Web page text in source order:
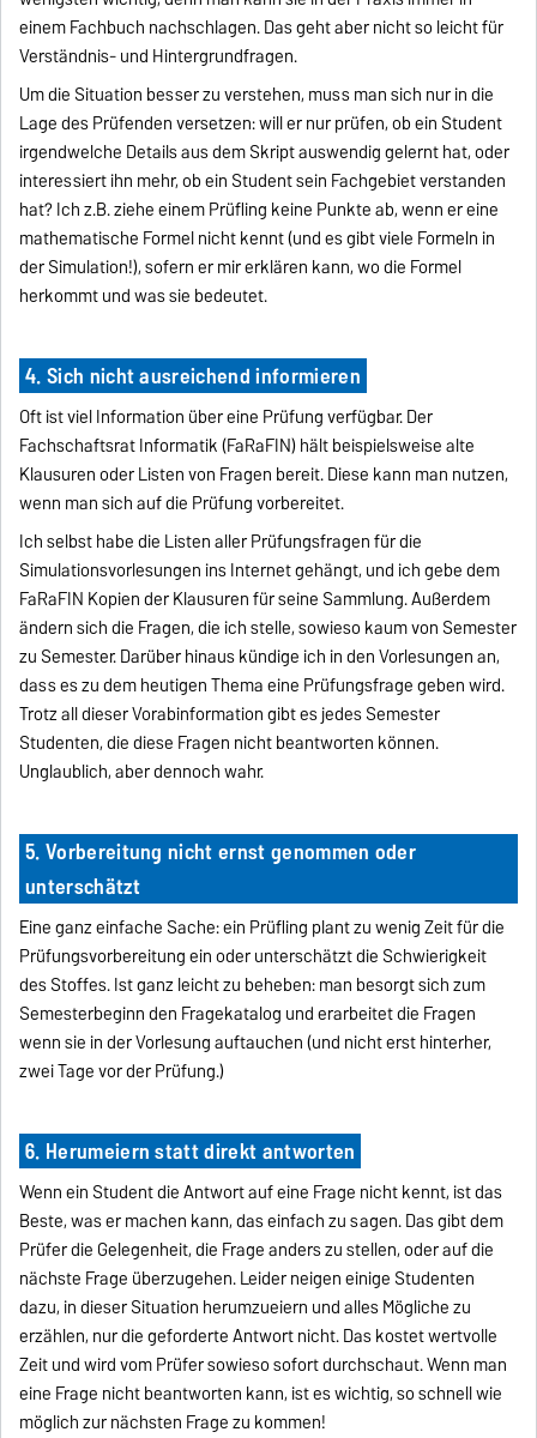
einem Fachbuch nachschlagen. Das geht aber nicht so leicht für
Verständnis- und Hintergrundfragen.
Um die Situation besser zu verstehen, muss man sich nur in die
Lage des Prüfenden versetzen: will er nur prüfen, ob ein Student
irgendwelche Details aus dem Skript auswendig gelernt hat, oder
interessiert ihn mehr, ob ein Student sein Fachgebiet verstanden
hat? Ich z.B. ziehe einem Prüfling keine Punkte ab, wenn er eine
mathematische Formel nicht kennt (und es gibt viele Formeln in
der Simulation!), sofern er mir erklären kann, wo die Formel
herkommt und was sie bedeutet.
4. Sich nicht ausreichend informieren
Oft ist viel Information über eine Prüfung verfügbar. Der
Fachschaftsrat Informatik (FaRaFIN) hält beispielsweise alte
Klausuren oder Listen von Fragen bereit. Diese kann man nutzen,
wenn man sich auf die Prüfung vorbereitet.
Ich selbst habe die Listen aller Prüfungsfragen für die
Simulationsvorlesungen ins Internet gehängt, und ich gebe dem
FaRaFIN Kopien der Klausuren für seine Sammlung. Außerdem
ändern sich die Fragen, die ich stelle, sowieso kaum von Semester
zu Semester. Darüber hinaus kündige ich in den Vorlesungen an,
dass es zu dem heutigen Thema eine Prüfungsfrage geben wird.
Trotz all dieser Vorabinformation gibt es jedes Semester
Studenten, die diese Fragen nicht beantworten können.
Unglaublich, aber dennoch wahr.
5. Vorbereitung nicht ernst genommen oder
unterschätzt
Eine ganz einfache Sache: ein Prüfling plant zu wenig Zeit für die
Prüfungsvorbereitung ein oder unterschätzt die Schwierigkeit
des Stoffes. Ist ganz leicht zu beheben: man besorgt sich zum
Semesterbeginn den Fragekatalog und erarbeitet die Fragen
wenn sie in der Vorlesung auftauchen (und nicht erst hinterher,
zwei Tage vor der Prüfung.)
6. Herumeiern statt direkt antworten
Wenn ein Student die Antwort auf eine Frage nicht kennt, ist das
Beste, was er machen kann, das einfach zu sagen. Das gibt dem
Prüfer die Gelegenheit, die Frage anders zu stellen, oder auf die
nächste Frage überzugehen. Leider neigen einige Studenten
dazu, in dieser Situation herumzueiern und alles Mögliche zu
erzählen, nur die geforderte Antwort nicht. Das kostet wertvolle
Zeit und wird vom Prüfer sowieso sofort durchschaut. Wenn man
eine Frage nicht beantworten kann, ist es wichtig, so schnell wie
möglich zur nächsten Frage zu kommen!